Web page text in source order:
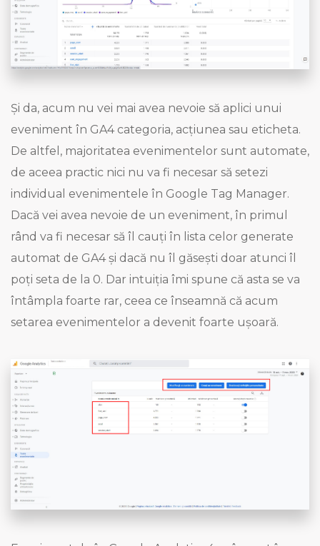
Și da, acum nu vei mai avea nevoie să aplici unui
eveniment în GA4 categoria, acțiunea sau eticheta.
De altfel, majoritatea evenimentelor sunt automate,
de aceea practic nici nu va fi necesar să setezi
individual evenimentele în Google Tag Manager.
Dacă vei avea nevoie de un eveniment, în primul
rând va fi necesar să îl cauți în lista celor generate
automat de GA4 și dacă nu îl găsești doar atunci îl
poți seta de la 0. Dar intuiția îmi spune că asta se va
întâmpla foarte rar, ceea ce înseamnă că acum
setarea evenimentelor a devenit foarte ușoară.